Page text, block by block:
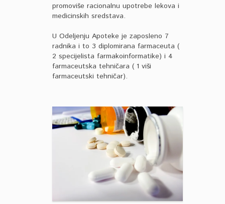
promoviše racionalnu upotrebe lekova i
medicinskih sredstava.
U Odeljenju Apoteke je zaposleno 7
radnika i to 3 diplomirana farmaceuta (
2 specijelista farmakoinformatike) i 4
farmaceutska tehničara ( 1 viši
farmaceutski tehničar).